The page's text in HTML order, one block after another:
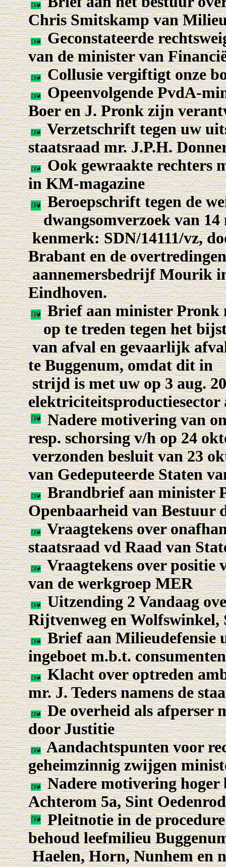
Chris Smitskamp van
Geconstateerde
van de minister van
Collusie vergiftigt onze
Opeenvolgende PvdA-
Boer en J. Pronk zijn
Verzetschrift tegen uw
staatsraad mr. J.P.H.
Ook gewraakte rechters
in KM-magazine
Beroepschrift tegen de
dwangsomverzoek van 14
kenmerk: SDN/14111/vz,
Brabant en de
aannemersbedrijf Mourik in
Eindhoven.
Brief aan minister Pronk
op te treden tegen het
van afval en gevaarlijk
te Buggenum, omdat dit in
strijd is met uw op 3 aug.
elektriciteitsproductiesector
Nadere motivering van
resp. schorsing v/h op 24
verzonden besluit van 23
van Gedeputeerde Staten
Brandbrief aan minister
Openbaarheid van Bestuur
Vraagtekens over
staatsraad vd Raad van
Vraagtekens over positie
van de werkgroep MER
Uitzending 2 Vandaag
Rijtvenweg en Wolfswinkel,
Brief aan Milieudefensie
ingeboet m.b.t.
Klacht over optreden
mr. J. Teders namens de
De overheid als afperser
door Justitie
Aandachtspunten voor
geheimzinnig zwijgen
Nadere motivering hoger
Achterom 5a, Sint
Pleitnotie in de
behoud leefmilieu
Haelen, Horn, Nunhem en